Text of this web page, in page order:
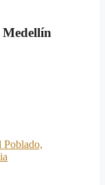
Medellín